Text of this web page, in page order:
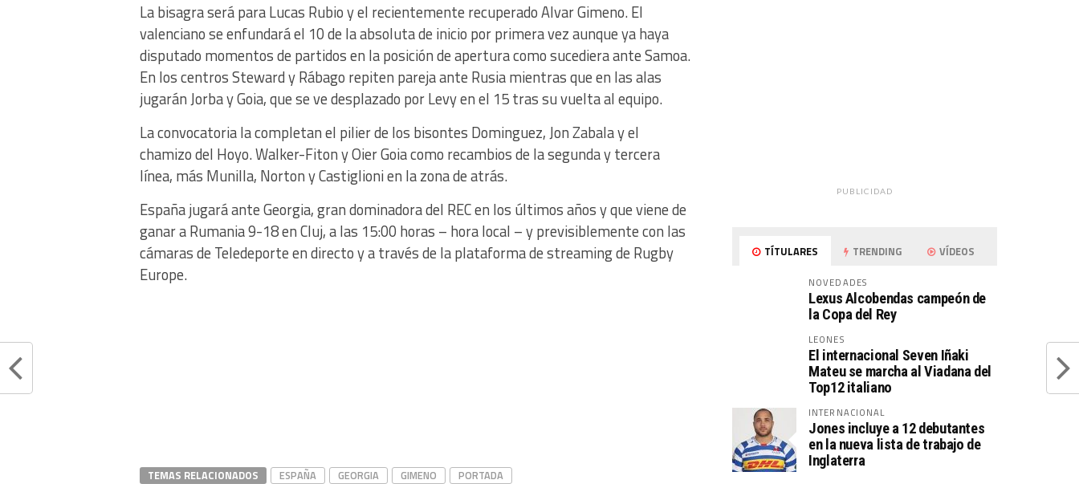
La bisagra será para Lucas Rubio y el recientemente recuperado Alvar Gimeno. El
valenciano se enfundará el 10 de la absoluta de inicio por primera vez aunque ya haya
disputado momentos de partidos en la posición de apertura como sucediera ante Samoa.
En los centros Steward y Rábago repiten pareja ante Rusia mientras que en las alas
jugarán Jorba y Goia, que se ve desplazado por Levy en el 15 tras su vuelta al equipo.
La convocatoria la completan el pilier de los bisontes Dominguez, Jon Zabala y el
chamizo del Hoyo. Walker-Fiton y Oier Goia como recambios de la segunda y tercera
línea, más Munilla, Norton y Castiglioni en la zona de atrás.
España jugará ante Georgia, gran dominadora del REC en los últimos años y que viene de
ganar a Rumania 9-18 en Cluj, a las 15:00 horas – hora local – y previsiblemente con las
cámaras de Teledeporte en directo y a través de la plataforma de streaming de Rugby
Europe.
TEMAS RELACIONADOS ESPAÑA GEORGIA GIMENO PORTADA
PUBLICIDAD
TÍTULARES TRENDING VÍDEOS
NOVEDADES
Lexus Alcobendas campeón de
la Copa del Rey
LEONES
El internacional Seven Iñaki
Mateu se marcha al Viadana del
Top12 italiano
INTERNACIONAL
Jones incluye a 12 debutantes
en la nueva lista de trabajo de
Inglaterra